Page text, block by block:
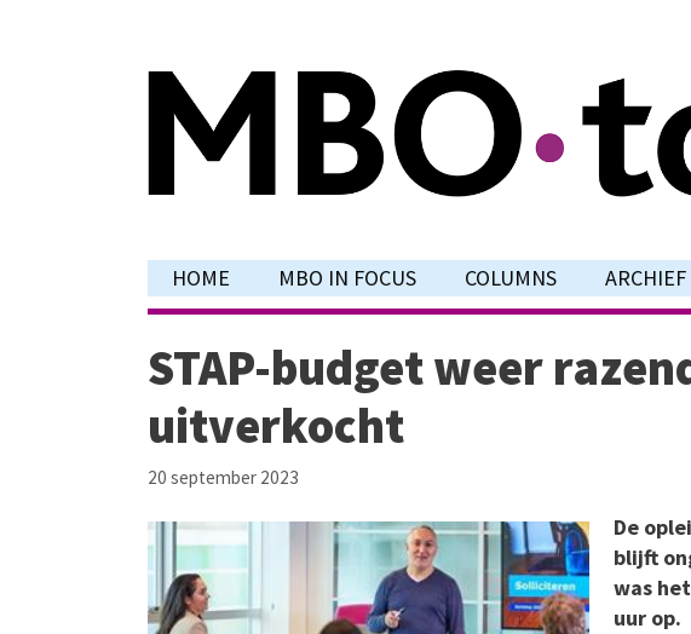
HOME MBO IN FOCUS COLUMNS ARCHIEF
STAP-budget weer
uitverkocht
20 september 2023
De
blijft
was
uur op.